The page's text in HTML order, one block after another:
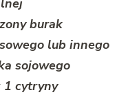
burak
lub innego
sojowego
1 cytryny